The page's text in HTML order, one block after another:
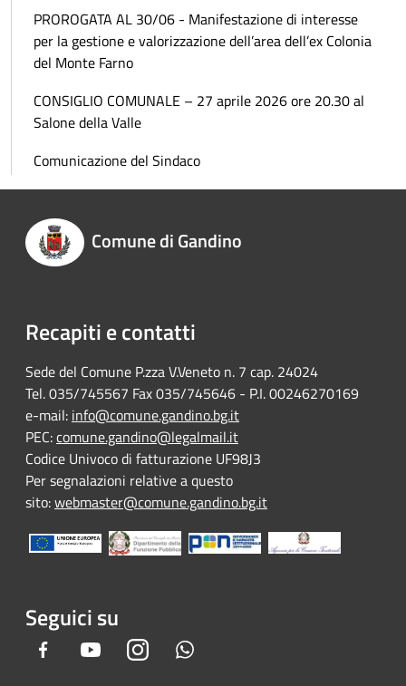
PROROGATA AL 30/06 - Manifestazione di interesse
per la gestione e valorizzazione dell’area dell’ex Colonia
del Monte Farno
CONSIGLIO COMUNALE – 27 aprile 2026 ore 20.30 al
Salone della Valle
Comunicazione del Sindaco
Comune di Gandino
Recapiti e contatti
Sede del Comune P.zza V.Veneto n. 7 cap. 24024
Tel. 035/745567 Fax 035/745646 - P.I. 00246270169
e-mail: info@comune.gandino.bg.it
PEC:comune.gandino@legalmail.it
Codice Univoco di fatturazione UF98J3
Per segnalazioni relative a questo
sito:webmaster@comune.gandino.bg.it
Seguici su
Facebook YoutubeInstagram